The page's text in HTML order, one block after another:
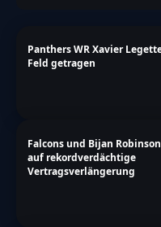
Panthers WR Xavier
Feld getragen
Falcons und Bijan
auf rekordverdächtige
Vertragsverlängerung